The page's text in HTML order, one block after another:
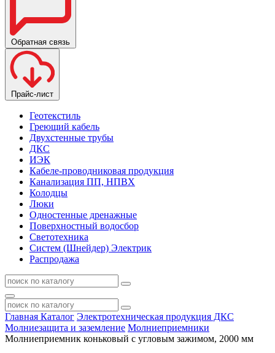
Обратная связь
Прайс-лист
Геотекстиль
Греющий кабель
Двухстенные трубы
ДКС
ИЭК
Кабеле-проводниковая продукция
Канализация ПП, НПВХ
Колодцы
Люки
Одностенные дренажные
Поверхностный водосбор
Светотехника
Систем (Шнейдер) Электрик
Распродажа
Главная Каталог Электротехническая продукция ДКС
Молниезащита и заземление Молниеприемники
Молниеприемник коньковый с угловым зажимом, 2000 мм